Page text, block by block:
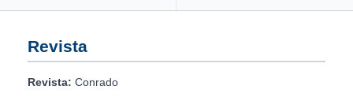
Revista
Revista: Conrado